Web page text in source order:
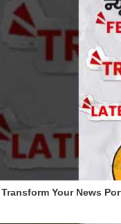
Transform Your News